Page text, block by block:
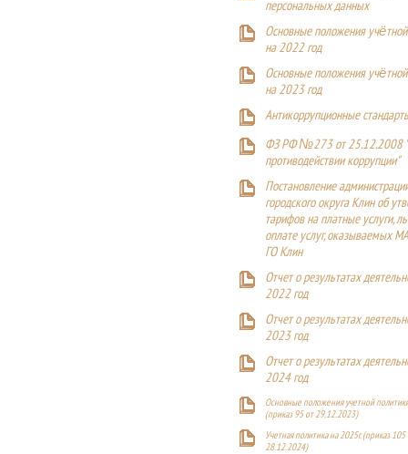
персональных данных
Основные положения
на 2022 год
Основные положения
на 2023 год
Антикоррупционные
ФЗ РФ №273 от 25.12.2008
противодействии коррупции"
Постановление
городского округа Клин об
тарифов на платные услуги,
оплате услуг, оказываемых
ГО Клин
Отчет о результатах
2022 год
Отчет о результатах
2023 год
Отчет о результатах
2024 год
Основные положения учетной
(приказ 95 от 29.12.2023)
Учетная политика на 2025г. (приказ 105
28.12.2024)